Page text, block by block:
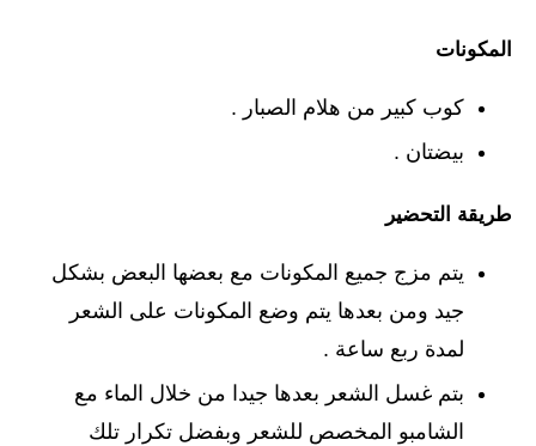
المكونات
كوب كبير من هلام الصبار .
بيضتان .
طريقة التحضير
يتم مزج جميع المكونات مع بعضها البعض بشكل
جيد ومن بعدها يتم وضع المكونات على الشعر
لمدة ربع ساعة .
بتم غسل الشعر بعدها جيدا من خلال الماء مع
الشامبو المخصص للشعر وبفضل تكرار تلك